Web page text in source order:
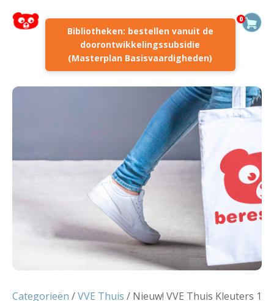
Bibliotheken: bestellen vanuit de
doorontwikkelingssubsidie
(Masterplan Basisvaardigheden)
0
Categorieën /VVE Thuis / Nieuw! VVE Thuis Kleuters 1